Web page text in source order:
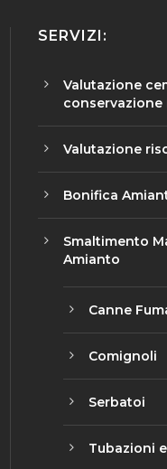
SERVIZI:
Valutazione
Valutazione
Bonifica
Smaltimento
Amianto
Canne
Comignoli
Serbatoi
Tubazioni